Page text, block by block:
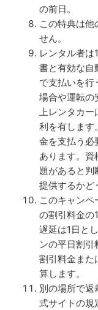
の前日。
この特典は他
せん。
レンタル者は
書と有効な自
で支払いを行
場合や運転の
上レンタカー
利を有します
金を支払う必
あります。資
題があると判
提供するかど
このキャンペ
の割引料金の
遅延は1日と
ンの平日割
割引料金また
算します。
別の場所で返
式サイトの規